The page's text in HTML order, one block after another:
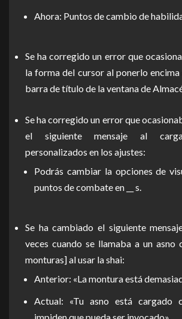
Ahora: Puntos de cambio de
Se ha corregido un error que
la forma del cursor al ponerlo
barra de título de la ventana de
Se ha corregido un error que
el siguiente mensaje al
personalizados en los ajustes:
Podrás cambiar la opciones de
puntos de combate en __ s.
Se ha cambiado el siguiente
veces cuando se llamaba a un asno
monturas] al usar la shai:
Anterior: «La montura está
Actual: «Tu asno está cargado